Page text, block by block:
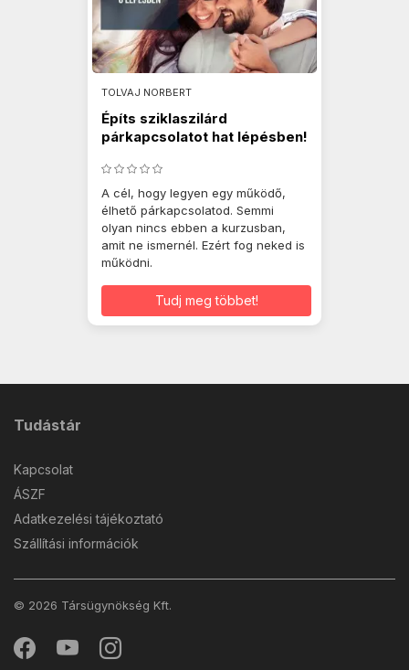
TOLVAJ NORBERT
Építs sziklaszilárd
párkapcsolatot hat lépésben!
A cél, hogy legyen egy működő,
élhető párkapcsolatod. Semmi
olyan nincs ebben a kurzusban,
amit ne ismernél. Ezért fog neked is
működni.
Tudj meg többet!
Tudástár
Kapcsolat
ÁSZF
Adatkezelési tájékoztató
Szállítási információk
© 2026 Társügynökség Kft.